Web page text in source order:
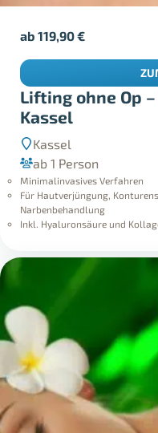
Lifting ohne Op
Kassel
Kassel
ab 1 Person
Minimalinvasives Verfahren
Für Hautverjüngung,
Narbenbehandlung
Inkl. Hyaluronsäure und
ab119,90€